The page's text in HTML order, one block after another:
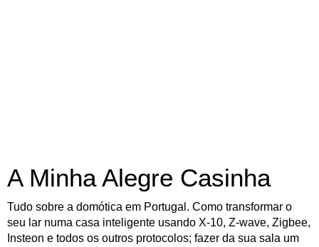
A Minha Alegre Casinha
Tudo sobre a domótica em Portugal. Como transformar o
seu lar numa casa inteligente usando X-10, Z-wave, Zigbee,
Insteon e todos os outros protocolos; fazer da sua sala um